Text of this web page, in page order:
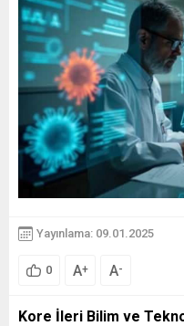
Yayınlama: 09.01.2025
0 A+ A-
Kore İleri Bilim ve